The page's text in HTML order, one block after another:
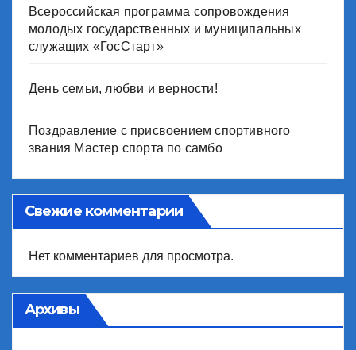
Всероссийская программа сопровождения
молодых государственных и муниципальных
служащих «ГосСтарт»
День семьи, любви и верности!
Поздравление с присвоением спортивного
звания Мастер спорта по самбо
Свежие комментарии
Нет комментариев для просмотра.
Архивы